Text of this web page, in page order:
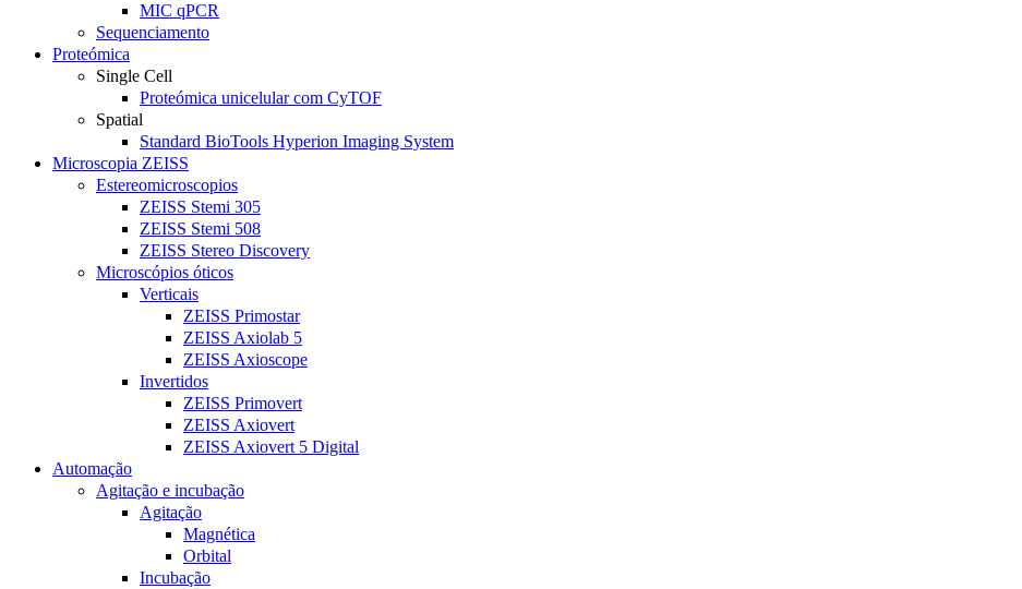
MIC qPCR
Sequenciamento
Proteómica
Single Cell
Proteómica unicelular com CyTOF
Spatial
Standard BioTools Hyperion Imaging System
Microscopia ZEISS
Estereomicroscopios
ZEISS Stemi 305
ZEISS Stemi 508
ZEISS Stereo Discovery
Microscópios óticos
Verticais
ZEISS Primostar
ZEISS Axiolab 5
ZEISS Axioscope
Invertidos
ZEISS Primovert
ZEISS Axiovert
ZEISS Axiovert 5 Digital
Automação
Agitação e incubação
Agitação
Magnética
Orbital
Incubação